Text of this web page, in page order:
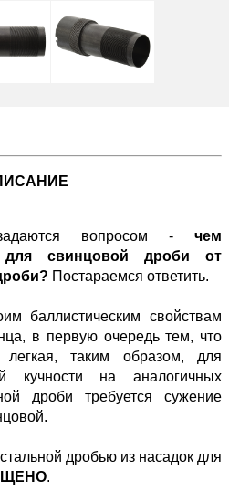
вопросом - чем
для свинцовой дроби от
Постараемся ответить.
баллистическим свойствам
в первую очередь тем, что
таким образом, для
кучности на аналогичных
дроби требуется сужение
дробью из насадок для
.